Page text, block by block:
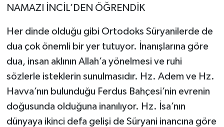
NAMAZI İNCİL’DEN ÖĞRENDİK
Her dinde olduğu gibi Ortodoks Süryanilerde de
dua çok önemli bir yer tutuyor. İnanışlarına göre
dua, insan aklının Allah’a yönelmesi ve ruhi
sözlerle isteklerin sunulmasıdır. Hz. Adem ve Hz.
Havva’nın bulunduğu Ferdus Bahçesi’nin evrenin
doğusunda olduğuna inanılıyor. Hz. İsa’nın
dünyaya ikinci defa gelişi de Süryani inancına göre